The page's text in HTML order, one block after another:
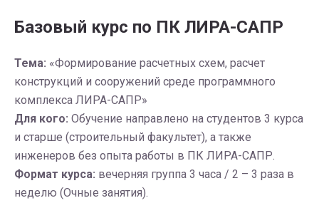
Базовый курс по ПК ЛИРА-САПР
Тема: «Формирование расчетных схем, расчет
конструкций и сооружений среде программного
комплекса ЛИРА-САПР»
Для кого: Обучение направлено на студентов 3 курса
и старше (строительный факультет), а также
инженеров без опыта работы в ПК ЛИРА-САПР.
Формат курса: вечерняя группа 3 часа / 2 – 3 раза в
неделю (Очные занятия).